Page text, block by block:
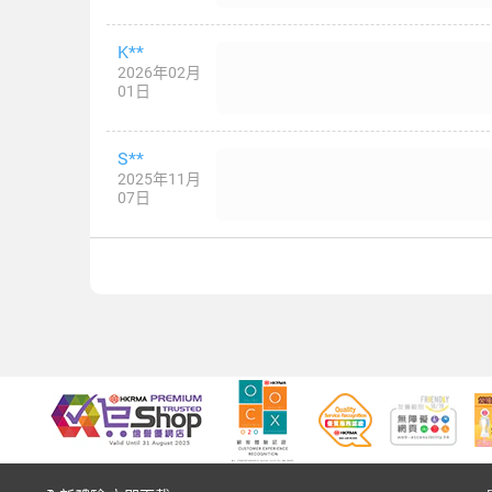
K**
2026年02月
01日
S**
2025年11月
07日